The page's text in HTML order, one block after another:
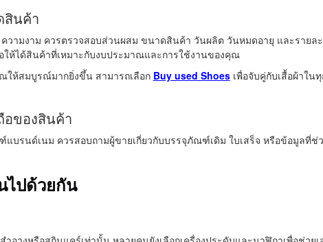
สินค้า
ามงาม ควรตรวจสอบส่วนผสม ขนาดสินค้า วันผลิต วันหมดอายุ และรายละ
ให้ได้สินค้าที่เหมาะกับงบประมาณและการใช้งานของคุณ
ให้สมบูรณ์มากยิ่งขึ้น สามารถเลือก Buy used Shoesเพื่อจับคู่กับเสื้อผ้าใน
อของสินค้า
บรนด์เนม ควรสอบถามผู้ขายเกี่ยวกับบรรจุภัณฑ์เดิม ใบเสร็จ หรือข้อมูลที่ช่
ไปด้วยกัน